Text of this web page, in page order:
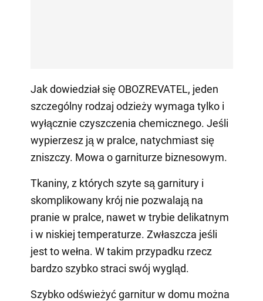
Jak dowiedział się OBOZREVATEL, jeden
szczególny rodzaj odzieży wymaga tylko i
wyłącznie czyszczenia chemicznego. Jeśli
wypierzesz ją w pralce, natychmiast się
zniszczy. Mowa o garniturze biznesowym.
Tkaniny, z których szyte są garnitury i
skomplikowany krój nie pozwalają na
pranie w pralce, nawet w trybie delikatnym
i w niskiej temperaturze. Zwłaszcza jeśli
jest to wełna. W takim przypadku rzecz
bardzo szybko straci swój wygląd.
Szybko odświeżyć garnitur w domu można